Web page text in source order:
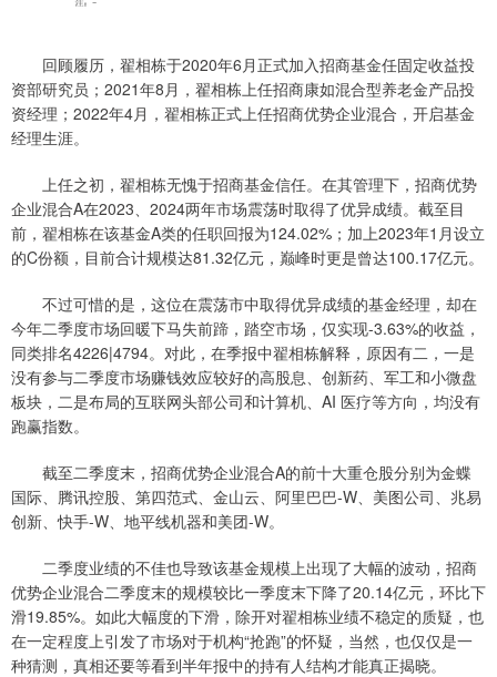
回顾履历，翟相栋于2020年6月正式加入招商基金任固定收益投
资部研究员；2021年8月，翟相栋上任招商康如混合型养老金产品投
资经理；2022年4月，翟相栋正式上任招商优势企业混合，开启基金
经理生涯。
上任之初，翟相栋无愧于招商基金信任。在其管理下，招商优势
企业混合A在2023、2024两年市场震荡时取得了优异成绩。截至目
前，翟相栋在该基金A类的任职回报为124.02%；加上2023年1月设立
的C份额，目前合计规模达81.32亿元，巅峰时更是曾达100.17亿元。
不过可惜的是，这位在震荡市中取得优异成绩的基金经理，却在
今年二季度市场回暖下马失前蹄，踏空市场，仅实现-3.63%的收益，
同类排名4226|4794。对此，在季报中翟相栋解释，原因有二，一是
没有参与二季度市场赚钱效应较好的高股息、创新药、军工和小微盘
板块，二是布局的互联网头部公司和计算机、AI 医疗等方向，均没有
跑赢指数。
截至二季度末，招商优势企业混合A的前十大重仓股分别为金蝶
国际、腾讯控股、第四范式、金山云、阿里巴巴-W、美图公司、兆易
创新、快手-W、地平线机器和美团-W。
二季度业绩的不佳也导致该基金规模上出现了大幅的波动，招商
优势企业混合二季度末的规模较比一季度末下降了20.14亿元，环比下
滑19.85%。如此大幅度的下滑，除开对翟相栋业绩不稳定的质疑，也
在一定程度上引发了市场对于机构“抢跑”的怀疑，当然，也仅仅是一
种猜测，真相还要等看到半年报中的持有人结构才能真正揭晓。